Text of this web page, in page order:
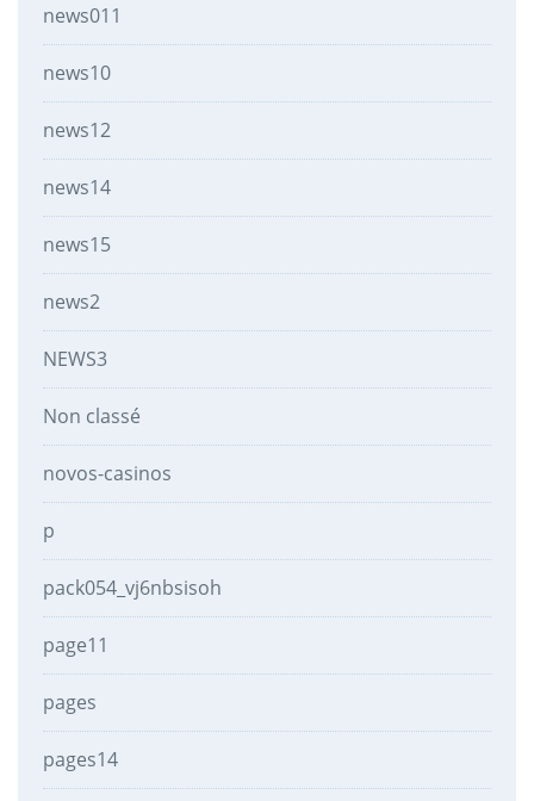
news011
news10
news12
news14
news15
news2
NEWS3
Non classé
novos-casinos
p
pack054_vj6nbsisoh
page11
pages
pages14